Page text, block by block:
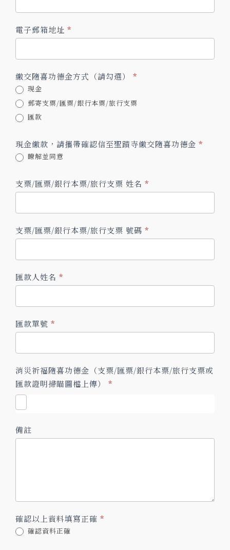
May
恭
迎
第
三
世
多
杰
羌
佛
佛
誕
電子郵箱地址 *
繳交隨喜功德金方式（請勾選） *
現金
郵寄支票/匯票/銀行本票/旅行支票
匯款
現金繳款，請攜帶確認信至聖蹟寺繳交隨喜功德金 *
瞭解並同意
支票/匯票/銀行本票/旅行支票 姓名 *
支票/匯票/銀行本票/旅行支票 號碼 *
匯款人姓名 *
匯款單號 *
消災祈福隨喜功德金（支票/匯票/銀行本票/旅行支票或
匯款證明掃瞄圖檔上傳） *
備註
確認以上資料填寫正確 *
確認資料正確